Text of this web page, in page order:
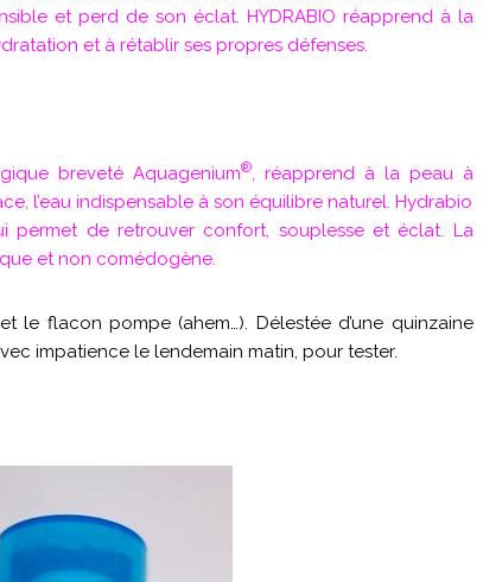
et perd de son éclat. HYDRABIO réapprend à la
et à rétablir ses propres défenses.
breveté Aquagenium®, réapprend à la peau à
l’eau indispensable à son équilibre naturel. Hydrabio
permet de retrouver confort, souplesse et éclat. La
et non comédogène.
le flacon pompe (ahem…). Délestée d’une quinzaine
impatience le lendemain matin, pour tester.